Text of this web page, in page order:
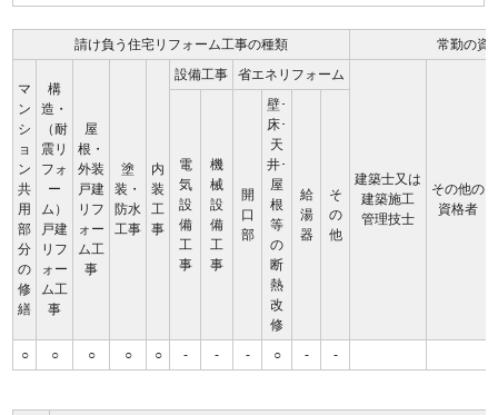
請け負う住宅リフォーム工事の種類 常勤の資
マ
ン
シ
ョ
ン
共
用
部
分
の
修
繕
構
造・
（耐
震リ
フォ
ー
ム）
戸建
リフ
ォー
ム工
事
屋
根・
外装
戸建
リフ
ォー
ム工
事
塗
装・
防水
工事
内
装
工
事
設備工事 省エネリフォーム
建築士又は
建築施工
管理技士
その他の
資格者
電
気
設
備
工
事
機
械
設
備
工
事
開
口
部
壁･
床･
天
井･
屋
根
等
の
断
熱
改
修
給
湯
器
そ
の
他
○ ○ ○ ○ ○ - - - ○ - -